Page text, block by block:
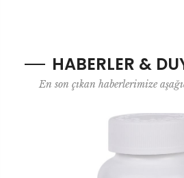
HABERLER &
En son çıkan haberlerimize